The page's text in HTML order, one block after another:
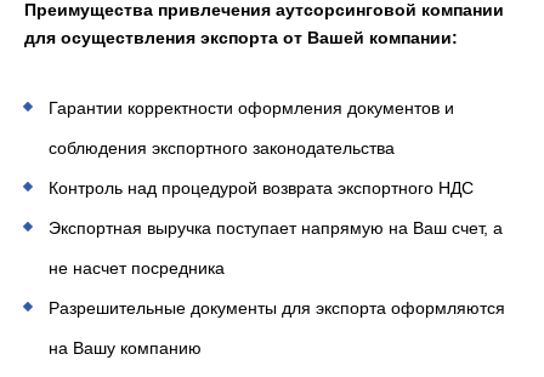
Преимущества привлечения аутсорсинговой компании
для осуществления экспорта от Вашей компании:
Гарантии корректности оформления документов и
соблюдения экспортного законодательства
Контроль над процедурой возврата экспортного НДС
Экспортная выручка поступает напрямую на Ваш счет, а
не насчет посредника
Разрешительные документы для экспорта оформляются
на Вашу компанию